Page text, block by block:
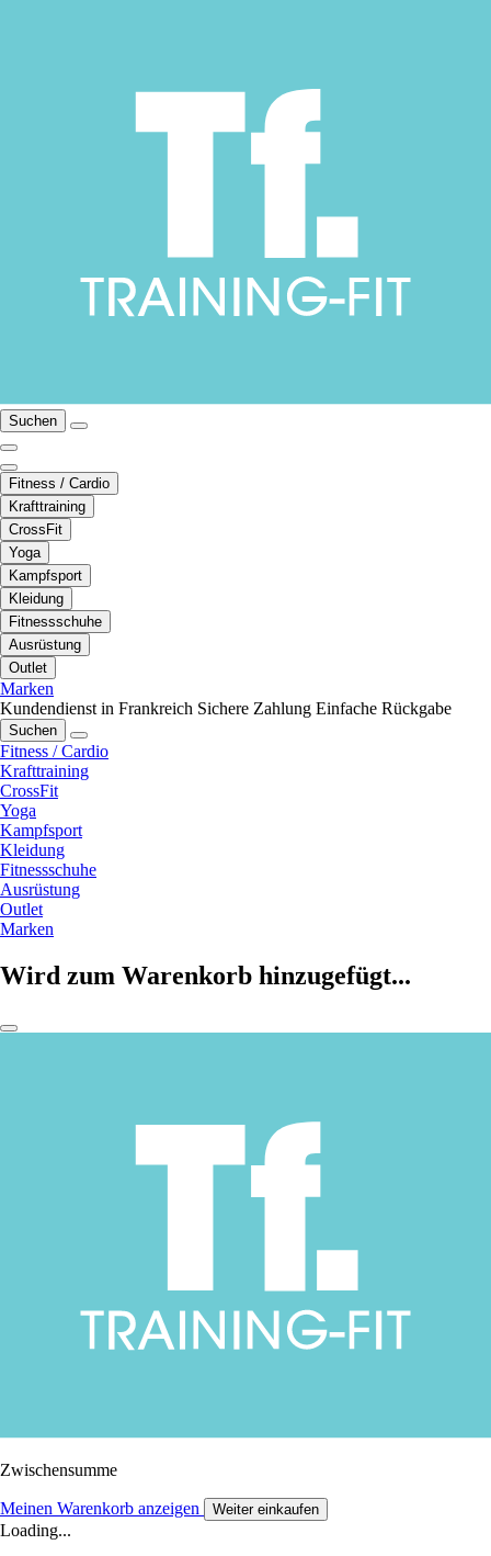
Suchen
Fitness / Cardio
Krafttraining
CrossFit
Yoga
Kampfsport
Kleidung
Fitnessschuhe
Ausrüstung
Outlet
Marken
Kundendienst in Frankreich Sichere Zahlung Einfache Rückgabe
Suchen
Fitness / Cardio
Krafttraining
CrossFit
Yoga
Kampfsport
Kleidung
Fitnessschuhe
Ausrüstung
Outlet
Marken
Wird zum Warenkorb hinzugefügt...
Zwischensumme
Meinen Warenkorb anzeigen Weiter einkaufen
Loading...